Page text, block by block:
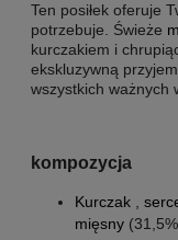
Ten posiłek oferuje
potrzebuje. Świeże
kurczakiem i
ekskluzywną
wszystkich ważnych
kompozycja
Kurczak
mięsny